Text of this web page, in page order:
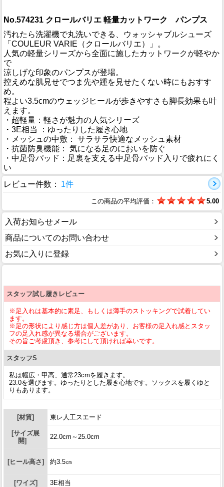
No.574231 クロールバリエ 軽量カットワーク パンプス
汚れたら洗濯機で丸洗いできる、ウォッシャブルシューズ
「COULEUR VARIE（クロールバリエ）」。
人気の軽量シリーズから全面に施したカットワークが軽やか
で
涼しげな印象のパンプスが登場。
控えめな肌見せでつま先や踵を見せたくない時にもおすす
め。
程よい3.5cmのウェッジヒールが歩きやすさも脚長効果も叶
えます。
・超軽量：軽さが魅力の人気シリーズ
・3E相当 ：ゆったりした履き心地
・メッシュの中敷： サラサラ快適なメッシュ素材
・抗菌防臭機能： 気になる足のにおいを防ぐ
・中足骨パッド：足裏を支える中足骨パッド入りで疲れにく
い
レビュー件数：
1件
この商品の平均評価： 5.00
入荷お知らせメール
商品についてのお問い合わせ
お気に入りに登録
スタッフ試し履きレビュー
※足入れは基本的に素足、もしくは薄手のストッキングで試着してい
ます。
※足の形状により感じ方は個人差があり、お客様の足入れ感とスタッ
フの足入れ感が異なる場合がございます。
その旨ご考慮頂き、参考にして頂ければ幸いです。
スタッフS
私は幅広・甲高、通常23cmを履きます。
23.0を選びます。ゆったりとした履き心地です。ソックスを履くゆと
りもあります。
[材質] 東レ人工スエード
[サイズ展
開]
22.0cm～25.0cm
[ヒール高さ] 約3.5㎝
[ワイズ] 3E相当